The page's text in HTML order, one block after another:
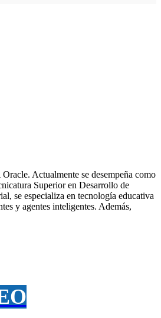
Actualmente se desempeña como
Superior en Desarrollo de
se especializa en tecnología educativa
y agentes inteligentes. Además,